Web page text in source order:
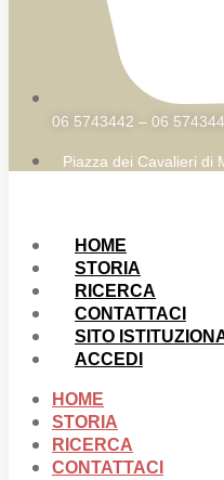
06 5743442 – 06
Piazza dei Cavalieri di
HOME
STORIA
RICERCA
CONTATTACI
SITO
ACCEDI
HOME
STORIA
RICERCA
CONTATTACI